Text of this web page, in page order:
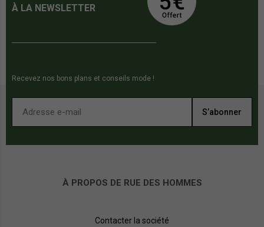
À LA NEWSLETTER
Recevez nos bons plans et conseils mode !
S’abonner
À PROPOS DE RUE DES HOMMES
Contacter la société